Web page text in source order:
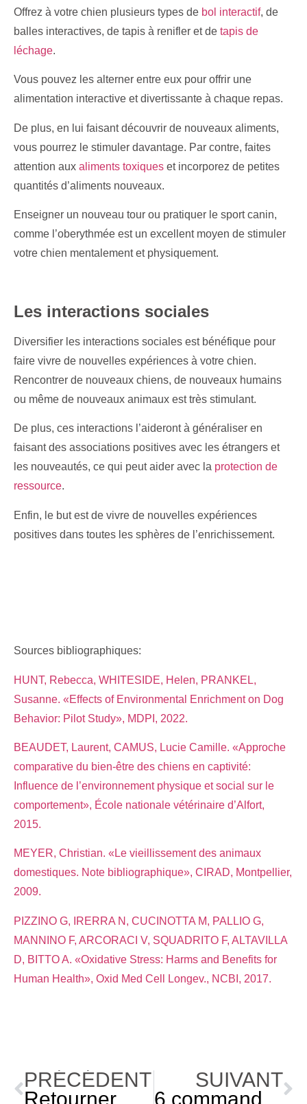
Offrez à votre chien plusieurs types de bol interactif, de
balles interactives, de tapis à renifler et de tapis de
léchage.
Vous pouvez les alterner entre eux pour offrir une
alimentation interactive et divertissante à chaque repas.
De plus, en lui faisant découvrir de nouveaux aliments,
vous pourrez le stimuler davantage. Par contre, faites
attention aux aliments toxiques et incorporez de petites
quantités d’aliments nouveaux.
Enseigner un nouveau tour ou pratiquer le sport canin,
comme l’oberythmée est un excellent moyen de stimuler
votre chien mentalement et physiquement.
Les interactions sociales
Diversifier les interactions sociales est bénéfique pour
faire vivre de nouvelles expériences à votre chien.
Rencontrer de nouveaux chiens, de nouveaux humains
ou même de nouveaux animaux est très stimulant.
De plus, ces interactions l’aideront à généraliser en
faisant des associations positives avec les étrangers et
les nouveautés, ce qui peut aider avec la protection de
ressource.
Enfin, le but est de vivre de nouvelles expériences
positives dans toutes les sphères de l’enrichissement.
Sources bibliographiques:
HUNT, Rebecca, WHITESIDE, Helen, PRANKEL,
Susanne. «Effects of Environmental Enrichment on Dog
Behavior: Pilot Study», MDPI, 2022.
BEAUDET, Laurent, CAMUS, Lucie Camille. «Approche
comparative du bien-être des chiens en captivité:
Influence de l’environnement physique et social sur le
comportement», École nationale vétérinaire d’Alfort,
2015.
MEYER, Christian. «Le vieillissement des animaux
domestiques. Note bibliographique», CIRAD, Montpellier,
2009.
PIZZINO G, IRERRA N, CUCINOTTA M, PALLIO G,
MANNINO F, ARCORACI V, SQUADRITO F, ALTAVILLA
D, BITTO A. «Oxidative Stress: Harms and Benefits for
Human Health», Oxid Med Cell Longev., NCBI, 2017.
PRÉCÉDENT
SUIVANT